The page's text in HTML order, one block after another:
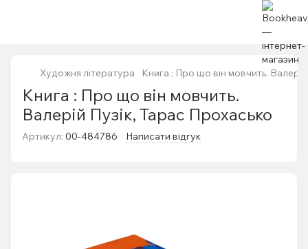
Художня література Книга : Про що він мовчить.
Книга : Про що він мовчить.
Валерій Пузік, Тарас Прохасько
Артикул: 00-484786 Написати відгук